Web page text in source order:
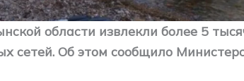
области извлекли более 5
сетей. Об этом сообщило